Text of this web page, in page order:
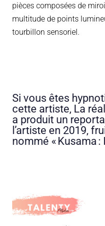
pièces composées de
multitude de points
tourbillon sensoriel.
Si vous êtes
cette artiste, La
a produit un
l’artiste en 2019,
nommé « Kusama :